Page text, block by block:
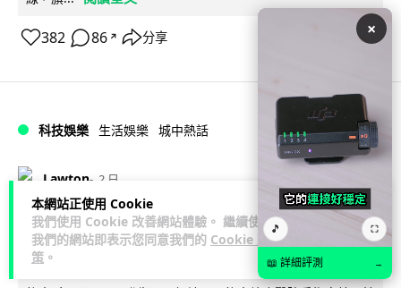
本網站正使用 Cookie
我們使用 Cookie 改善網站體驗。 繼續使用
我們的網站即表示您同意我們的 Cookie 政
策 。
382 86 ↗ 分享
科技娛樂 生活娛樂 城中熱話
Lawton 2 日
熊本地震手術室驚魂片瘋傳 醫護保護病
人、逃生門 網民讚值得尊敬
×
🎵 ⛶
📖 詳細評測 →